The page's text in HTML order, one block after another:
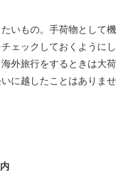
いもの。手荷物として機
ェックしておくようにし
外旅行をするときは大荷
に越したことはありませ